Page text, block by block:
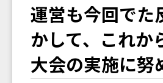
運営も今回でた
かして、これか
大会の実施に努